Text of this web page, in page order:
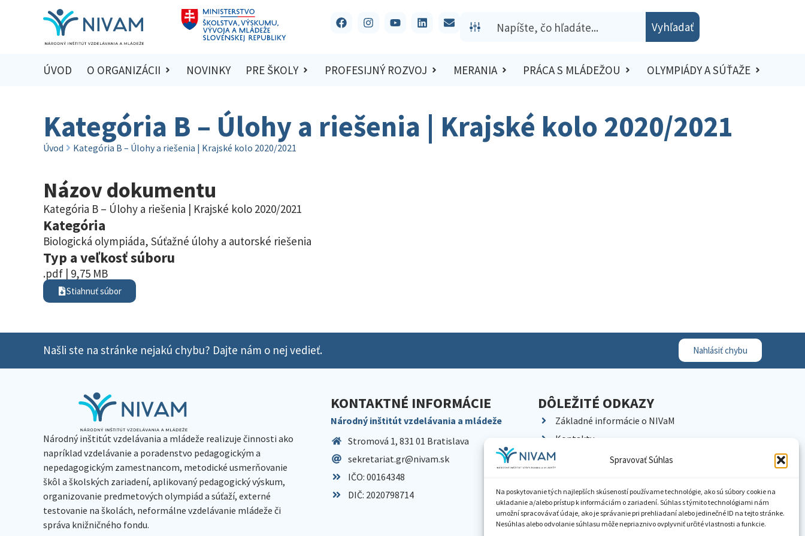
Spravovať Súhlas
Na poskytovanie tých najlepších skúseností používame technológie, ako sú súbory cookie na
ukladanie a/alebo prístup k informáciám o zariadení. Súhlas s týmito technológiami nám
umožní spracovávať údaje, ako je správanie pri prehliadaní alebo jedinečné ID na tejto stránke.
Nesúhlas alebo odvolanie súhlasu môže nepriaznivo ovplyvniť určité vlastnosti a funkcie.
Vyhľadať
ÚVOD O ORGANIZÁCII NOVINKY PRE ŠKOLY PROFESIJNÝ ROZVOJ MERANIA PRÁCA S MLÁDEŽOU OLYMPIÁDY A SÚŤAŽE
Kategória B – Úlohy a riešenia | Krajské kolo 2020/2021
Úvod Kategória B – Úlohy a riešenia | Krajské kolo 2020/2021
Názov dokumentu
Kategória B – Úlohy a riešenia | Krajské kolo 2020/2021
Kategória
Biologická olympiáda, Súťažné úlohy a autorské riešenia
Typ a veľkosť súboru
.pdf | 9,75 MB
Stiahnuť súbor
Našli ste na stránke nejakú chybu? Dajte nám o nej vedieť. Nahlásiť chybu
Národný inštitút vzdelávania a mládeže realizuje činnosti ako
napríklad vzdelávanie a poradenstvo pedagogickým a
nepedagogickým zamestnancom, metodické usmerňovanie
škôl a školských zariadení, aplikovaný pedagogický výskum,
organizovanie predmetových olympiád a súťaží, externé
testovanie na školách, neformálne vzdelávanie mládeže či
správa knižničného fondu.
KONTAKTNÉ INFORMÁCIE
Národný inštitút vzdelávania a mládeže
Stromová 1, 831 01 Bratislava
sekretariat.gr@nivam.sk
IČO: 00164348
DIČ: 2020798714
DÔLEŽITÉ ODKAZY
Základné informácie o NIVaM
Kontakty
Kariéra
Pracoviská NIVaM
Dokumenty inštitúcie
Knižnica